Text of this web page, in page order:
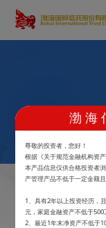
首页 > 鲲鹏财富 >
渤海信托·广
渤 海
尊敬的投资者，您好！
根据《关于规范金融机构资
本产品信息仅供合格投资者
产管理产品不低于一定金额
1、具有2年以上投资经历，
元，家庭金融资产不低于500
2、最近1年末净资产不低于